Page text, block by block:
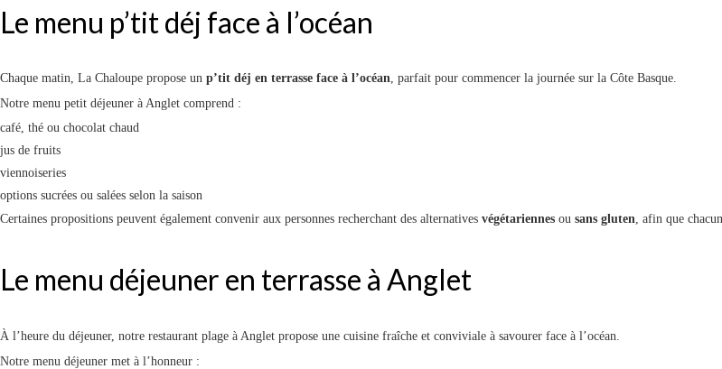
Le menu p’tit déj face à l’océan
Chaque matin, La Chaloupe propose un p’tit déj en terrasse face à l’océan, parfait pour commencer la journée sur la Côte Basque.
Notre menu petit déjeuner à Anglet comprend :
café, thé ou chocolat chaud
jus de fruits
viennoiseries
options sucrées ou salées selon la saison
Certaines propositions peuvent également convenir aux personnes recherchant des alternatives végétariennes ou sans gluten , afin que
Le menu déjeuner en terrasse à Anglet
À l’heure du déjeuner, notre restaurant plage à Anglet propose une cuisine fraîche et conviviale à savourer face à l’océan.
Notre menu déjeuner met à l’honneur :